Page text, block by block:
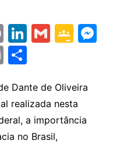
Pr
in
t
Li
n
k
e
dI
n
G
l
G
gl
e
Cl
M
E
ai
l
S
ar
e
Dante de Oliveira
realizada nesta
a importância
no Brasil,